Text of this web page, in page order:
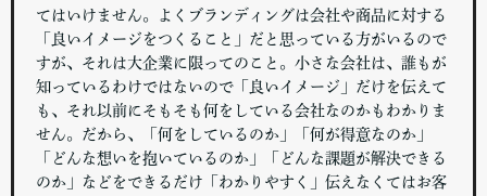
てはいけません。よくブランディングは会社や商品に対する
「良いイメージをつくること」だと思っている方がいるので
すが、それは大企業に限ってのこと。小さな会社は、誰もが
知っているわけではないので「良いイメージ」だけを伝えて
も、それ以前にそもそも何をしている会社なのかもわかりま
せん。だから、「何をしているのか」「何が得意なのか」
「どんな想いを抱いているのか」「どんな課題が解決できる
のか」などをできるだけ「わかりやすく」伝えなくてはお客